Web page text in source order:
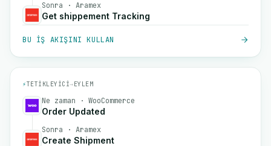
Sonra · Aramex
Get shippement Tracking
BU IŞ AKIŞINI KULLAN
⚡TETIKLEYICI→EYLEM
Ne zaman · WooCommerce
Order Updated
Sonra · Aramex
Create Shipment